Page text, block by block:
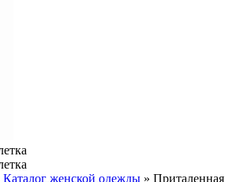
Каталог женской одежды »